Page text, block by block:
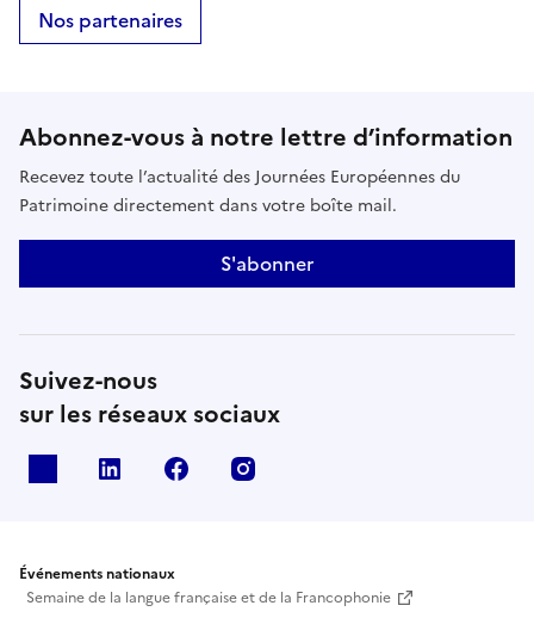
Nos partenaires
Abonnez-vous à notre lettre d’information
Recevez toute l’actualité des Journées Européennes du
Patrimoine directement dans votre boîte mail.
S'abonner
Suivez-nous
sur les réseaux sociaux
Linkedin Facebook
Événements nationaux
Semaine de la langue française et de la Francophonie